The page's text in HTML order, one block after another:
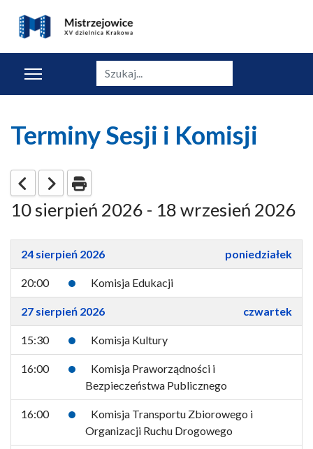
Szukaj
Terminy Sesji i Komisji
10 sierpień 2026 - 18 wrzesień 2026
24 sierpień 2026 poniedziałek
20:00 Komisja Edukacji
27 sierpień 2026 czwartek
15:30 Komisja Kultury
16:00
Komisja Praworządności i
Bezpieczeństwa Publicznego
16:00
Komisja Transportu Zbiorowego i
Organizacji Ruchu Drogowego